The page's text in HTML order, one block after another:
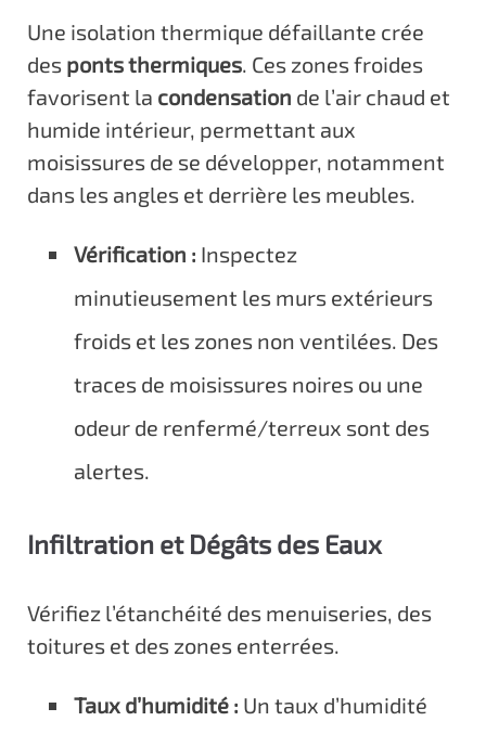
Une isolation thermique défaillante crée
des ponts thermiques. Ces zones froides
favorisent la condensation de l’air chaud et
humide intérieur, permettant aux
moisissures de se développer, notamment
dans les angles et derrière les meubles.
Vérification : Inspectez
minutieusement les murs extérieurs
froids et les zones non ventilées. Des
traces de moisissures noires ou une
odeur de renfermé/terreux sont des
alertes.
Infiltration et Dégâts des Eaux
Vérifiez l’étanchéité des menuiseries, des
toitures et des zones enterrées.
Taux d’humidité : Un taux d’humidité